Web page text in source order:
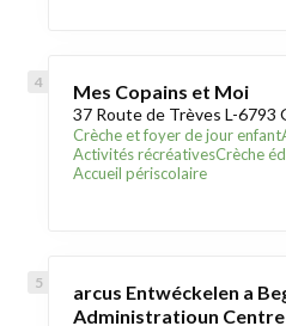
Mes Copains et Moi
37 Route de Trèves L-6793
Crèche et foyer de jour enfant
Activités récréativesCrèche
Accueil périscolaire
arcus Entwéckelen a
Administratioun